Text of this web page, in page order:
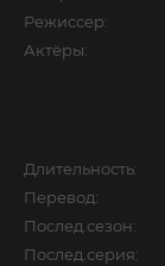
Режиссер:
Актёры:
Длительность:
Перевод:
Послед.сезон:
Послед.серия: